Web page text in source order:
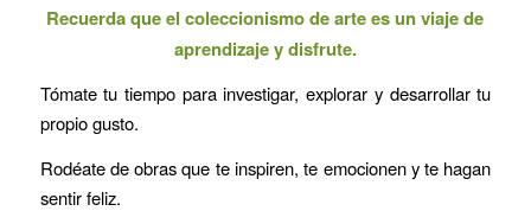
Recuerda que el coleccionismo de arte es un viaje de
aprendizaje y disfrute.
Tómate tu tiempo para investigar, explorar y desarrollar tu
propio gusto.
Rodéate de obras que te inspiren, te emocionen y te hagan
sentir feliz.